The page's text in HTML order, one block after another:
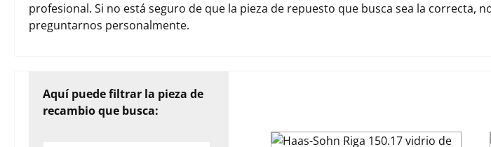
profesional. Si no está seguro de que la pieza de repuesto que busca sea la correcta,
preguntarnos personalmente.
Aquí puede filtrar la pieza de
recambio que busca: